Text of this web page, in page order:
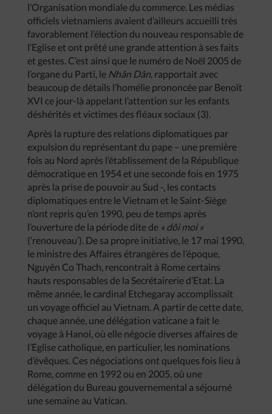
l’Organisation mondiale du commerce. Les médias
officiels vietnamiens avaient d’ailleurs accueilli très
favorablement l’élection du nouveau responsable de
l’Eglise et ont prêté une grande attention à ses faits
et gestes. C’est ainsi que le numéro de Noël 2005 de
l’organe du Parti, le Nhân Dân, rapportait avec
beaucoup de détails l’homélie prononcée par Benoît
XVI ce jour-là appelant l’attention sur les enfants
déshérités et victimes des fléaux sociaux (3).
Après la rupture des relations diplomatiques par
expulsion du représentant du pape – une première
fois au Nord après l’établissement de la République
démocratique en 1954 et une seconde fois en 1975
après la prise de pouvoir au Sud -, les contacts
diplomatiques entre le Vietnam et le Saint-Siège
n’ont repris qu’en 1990, peu de temps après
l’ouverture de la période dite de « dôi moi »
(‘renouveau’). De sa propre initiative, le 17 mai 1990,
le ministre des Affaires étrangères de l’époque,
Nguyên Co Thach, rencontrait à Rome certains
hauts responsables de la Secrétairerie d’Etat. La
même année, le cardinal Etchegaray accomplissait
un voyage officiel au Vietnam. A partir de cette date,
chaque année, une délégation vaticane a fait le
voyage à Hanoi, où elle négocie diverses affaires de
l’Eglise catholique, en particulier, les nominations
d’évêques. Ces négociations ont quelques fois lieu à
Rome, comme en 1992 ou en 2005, où une
délégation du Bureau gouvernemental a séjourné
une semaine au Vatican.